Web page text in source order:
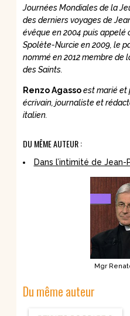
Journées Mondiales de la
des derniers voyages de
évêque en 2004 puis appelé
Spolète-Nurcie en 2009, le
nommé en 2012 membre de
des Saints.
Renzo Agassoest marié et
écrivain, journaliste et
italien.
DU MÊME AUTEUR :
Dans l’intimité de Jean-
Mgr
Du même auteur